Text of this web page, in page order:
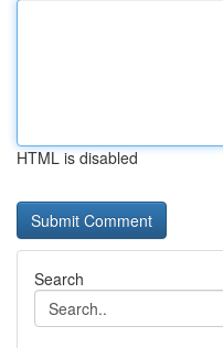
HTML is disabled
Search